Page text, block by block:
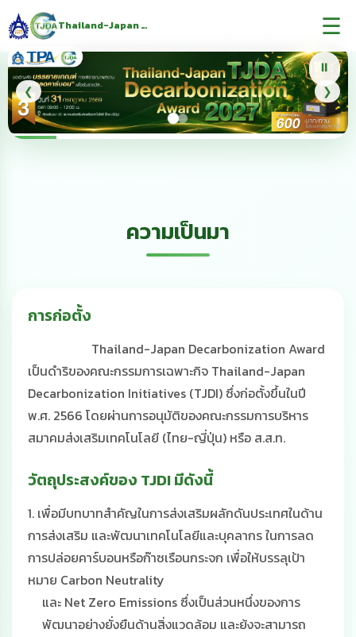
Thailand-Japan Decarbonization Award ☰
❮ ❯
⏸
ความเป็นมา
การก่อตั้ง
Thailand-Japan Decarbonization Award
เป็นดำริของคณะกรรมการเฉพาะกิจ Thailand-Japan
Decarbonization Initiatives (TJDI) ซึ่งก่อตั้งขึ้นในปี
พ.ศ. 2566 โดยผ่านการอนุมัติของคณะกรรมการบริหาร
สมาคมส่งเสริมเทคโนโลยี (ไทย-ญี่ปุ่น) หรือ ส.ส.ท.
วัตถุประสงค์ของ TJDI มีดังนี้
1. เพื่อมีบทบาทสำคัญในการส่งเสริมผลักดันประเทศในด้าน
การส่งเสริม และพัฒนาเทคโนโลยีและบุคลากร ในการลด
การปล่อยคาร์บอนหรือก๊าซเรือนกระจก เพื่อให้บรรลุเป้า
หมาย Carbon Neutrality
และ Net Zero Emissions ซึ่งเป็นส่วนหนึ่งของการ
พัฒนาอย่างยั่งยืนด้านสิ่งแวดล้อม และย้งจะสามารถ